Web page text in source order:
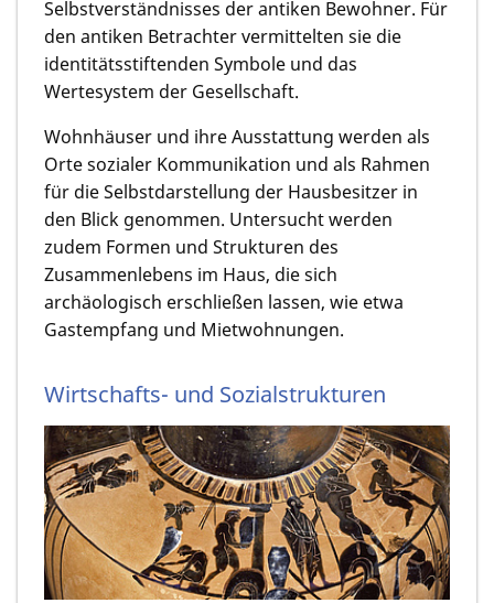
Selbstverständnisses der antiken Bewohner. Für
den antiken Betrachter vermittelten sie die
identitätsstiftenden Symbole und das
Wertesystem der Gesellschaft.
Wohnhäuser und ihre Ausstattung werden als
Orte sozialer Kommunikation und als Rahmen
für die Selbstdarstellung der Hausbesitzer in
den Blick genommen. Untersucht werden
zudem Formen und Strukturen des
Zusammenlebens im Haus, die sich
archäologisch erschließen lassen, wie etwa
Gastempfang und Mietwohnungen.
Wirtschafts- und Sozialstrukturen